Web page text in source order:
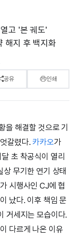
고 '본 궤도'
해지 후 백지화
공유 인쇄
을 해결할 것으로 기
갈렸다. 카카오가
초 착공식이 열리
상 무기한 연기 상태
시행사인 CJ에 협
났다. 이후 책임 문
거세지는 모습이다.
다르게 나온 이유